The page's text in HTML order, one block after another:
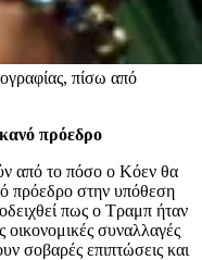
πίσω από
πρόεδρο
από το πόσο ο Κόεν θα
πρόεδρο στην υπόθεση
πως ο Τραμπ ήταν
οικονομικές συναλλαγές
σοβαρές επιπτώσεις και